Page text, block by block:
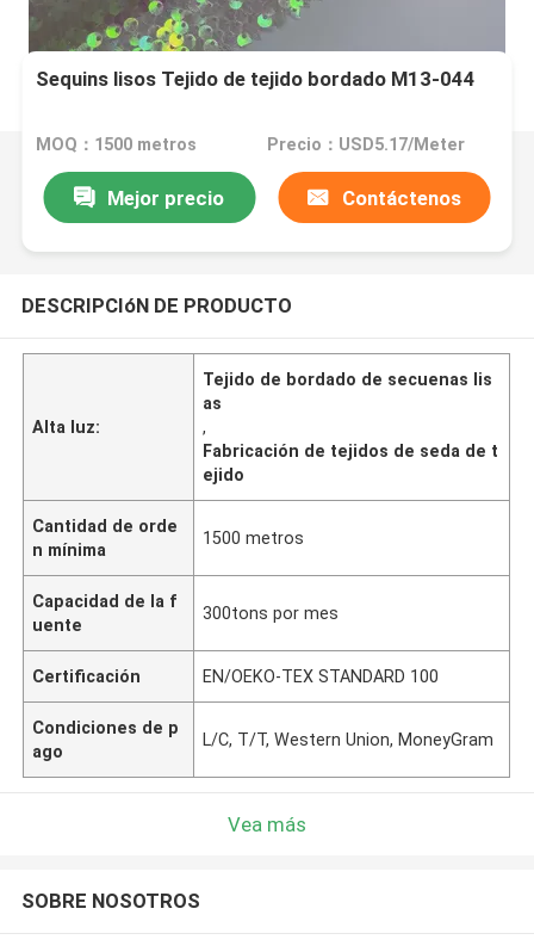
Sequins lisos Tejido de tejido bordado M13-044
MOQ：1500 metros Precio：USD5.17/Meter
Mejor precio Contáctenos
DESCRIPCIóN DE PRODUCTO
Alta luz:
Tejido de bordado de secuenas lis
as
,
Fabricación de tejidos de seda de t
ejido
Cantidad de orde
n mínima
1500 metros
Capacidad de la f
uente
300tons por mes
Certificación EN/OEKO-TEX STANDARD 100
Condiciones de p
ago
L/C, T/T, Western Union, MoneyGram
Vea más
SOBRE NOSOTROS